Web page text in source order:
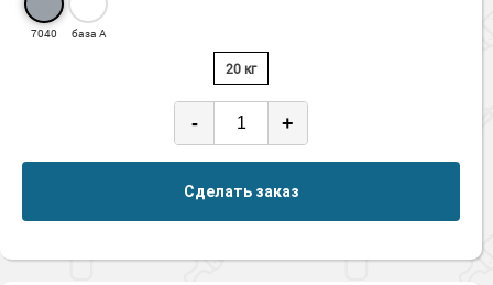
7040 база А
20 кг
- +
Сделать заказ